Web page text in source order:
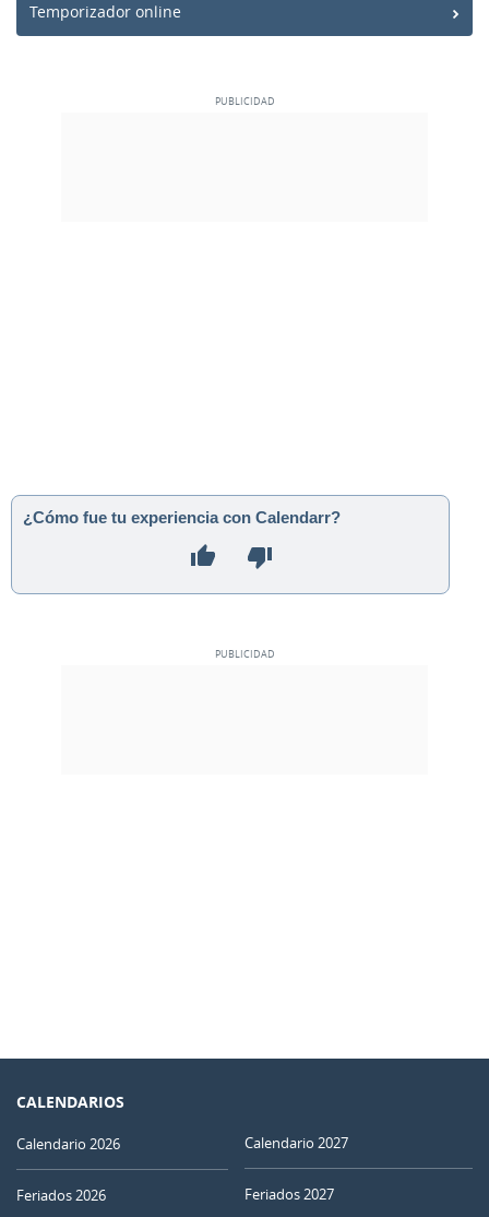
Temporizador online
¿Cómo fue tu experiencia con Calendarr?
CALENDARIOS
Calendario 2026
Feriados 2026
Calendario 2027
Feriados 2027